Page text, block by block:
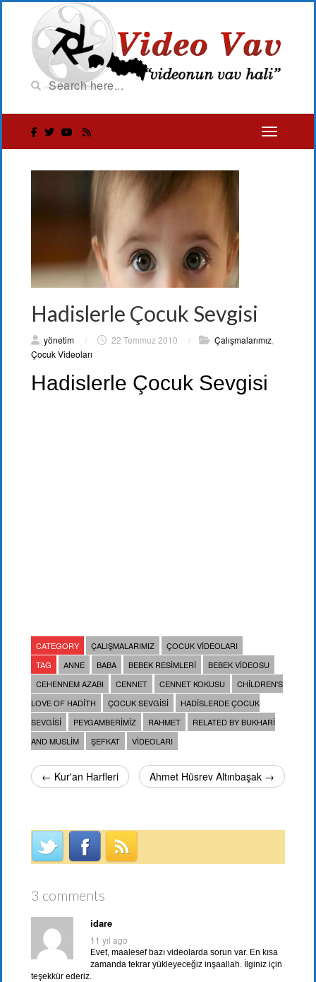
Hadislerle Çocuk Sevgisi
yönetim / 22 Temmuz 2010 / Çalışmalarımız
Çocuk Videoları
Hadislerle Çocuk Sevgisi
CATEGORY ÇALIŞMALARIMIZ
ÇOCUK VIDEOLARI
TAG
ANNE BABA BEBEK RESIMLERI
BEBEK VIDEOSU
CEHENNEM AZABI
CENNET CENNET KOKUSU
CHILDREN'S
LOVE OF HADITH
ÇOCUK SEVGISI
HADISLERDE ÇOCUK
SEVGISI
PEYGAMBERIMIZ RAHMET
RELATED BY BUKHARI
AND MUSLIM
ŞEFKAT VIDEOLARI
← Kur'an Harfleri Ahmet Hüsrev Altınbaşak →
3 comments
idare
11 yıl ago
Evet, maalesef bazı videolarda sorun var. En kısa
zamanda tekrar yükleyeceğiz inşaallah. İlginiz için
teşekkür ederiz.